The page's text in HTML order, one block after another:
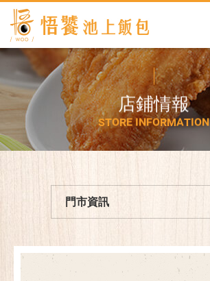
店鋪情報
STORE INFORMATION
門市資訊